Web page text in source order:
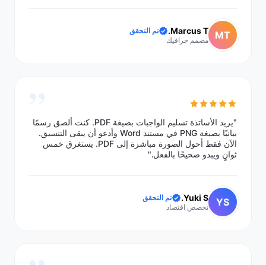
MT
Marcus T.
تم التحقق
مصمم جرافيك
"يريد الأساتذة تسليم الواجبات بصيغة PDF. كنت ألصق رسمًا
بيانيًا بصيغة PNG في مستند Word وأدعو أن يبقى التنسيق.
الآن فقط أحول الصورة مباشرة إلى PDF. يستغرق خمس
ثوانٍ ويبدو صحيحًا بالفعل."
YS
Yuki S.
تم التحقق
تخصص اقتصاد